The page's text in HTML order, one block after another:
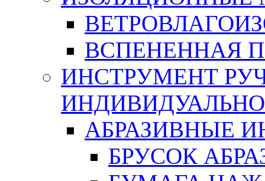
ВСПЕНЕННАЯ
ИНСТРУМЕНТ
АБРАЗИВНЫЕ
БРУСОК